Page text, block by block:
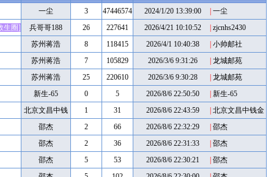
一尘
3 47446574 2024/1/20 13:39:00
一尘
兵哥哥188
26 227641 2026/4/21 10:10:52 zjcnhs2430
生圈]
苏州蒋浩
8 118415 2026/4/1 10:40:38
小帅邮社
苏州蒋浩
7 105829 2026/3/6 9:31:26
龙城邮苑
苏州蒋浩
25 220610 2026/3/6 9:30:28
龙城邮苑
新生-65
0 5 2026/8/6 22:50:50
新生-65
北京文昌中钱
金币
1 31 2026/8/6 22:43:59
北京文昌中钱金
邵杰 2 66 2026/8/6 22:32:29
邵杰
邵杰
2 36 2026/8/6 22:31:33
邵杰
邵杰
5 53 2026/8/6 22:30:21
邵杰